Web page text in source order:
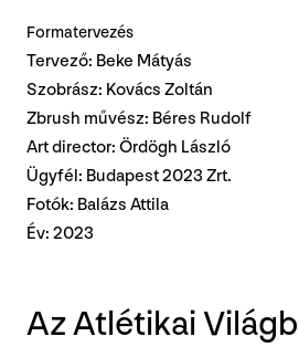
Formatervezés
Tervező: Beke Mátyás
Szobrász: Kovács Zoltán
Zbrush művész: Béres Rudolf
Art director: Ördögh László
Ügyfél: Budapest 2023 Zrt.
Fotók: Balázs Attila
Év: 2023
Az Atlétikai